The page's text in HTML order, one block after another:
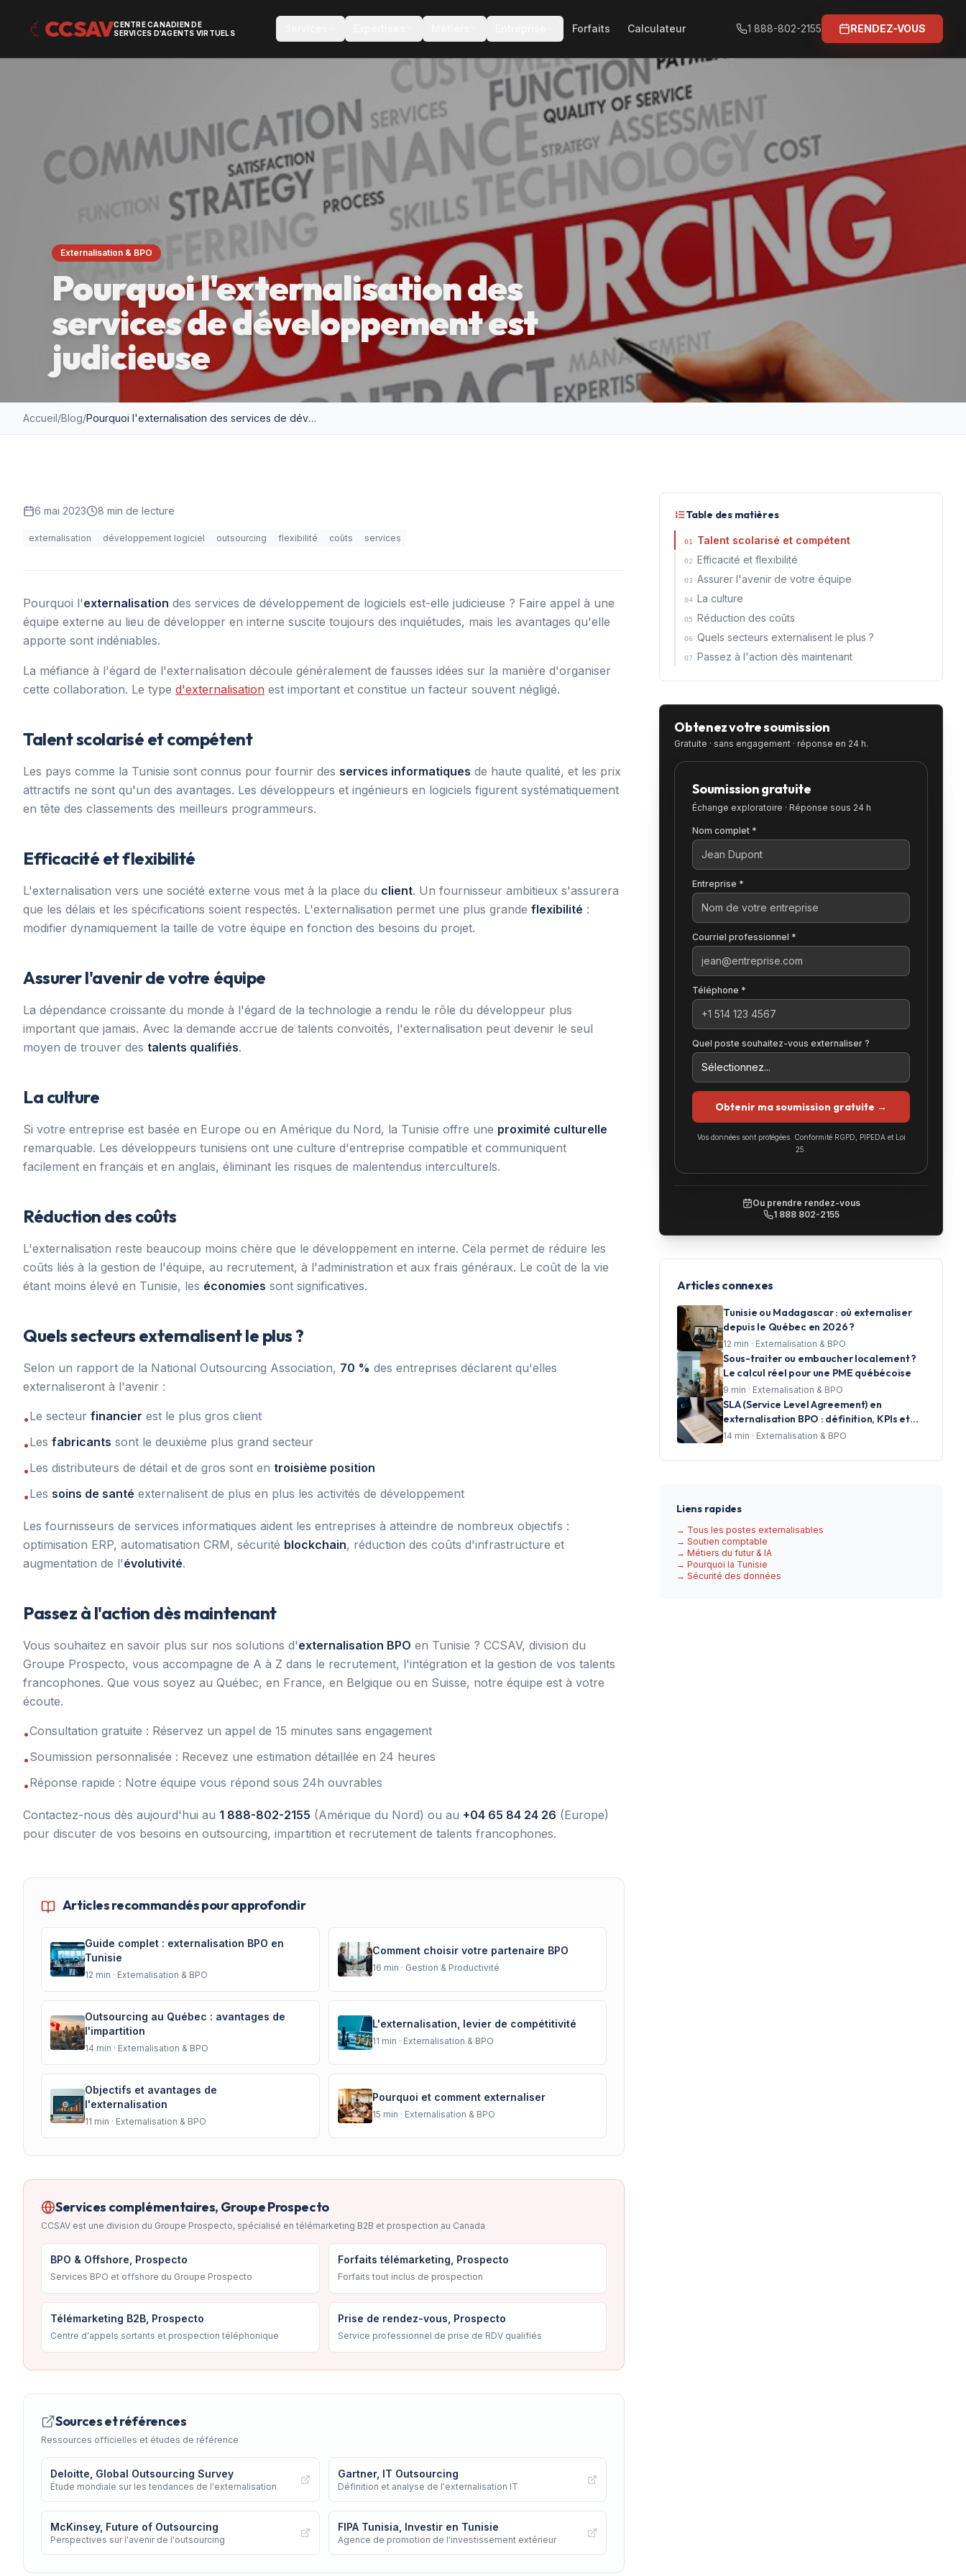
CCSAVCENTRE CANADIEN DE
SERVICES D'AGENTS VIRTUELS
Forfaits Calculateur 1 888-802-2155 RENDEZ-VOUS
Externalisation & BPO
Pourquoi l'externalisation des
services de développement est
judicieuse
Accueil/Blog/ Pourquoi l'externalisation des services de développement est judicieuse
6 mai 2023 8 min de lecture
externalisation développement logiciel outsourcing flexibilité coûts services
Pourquoi l'externalisation des services de développement de logiciels est-elle judicieuse ? Faire appel à une
équipe externe au lieu de développer en interne suscite toujours des inquiétudes, mais les avantages qu'elle
apporte sont indéniables.
La méfiance à l'égard de l'externalisation découle généralement de fausses idées sur la manière d'organiser
cette collaboration. Le type d'externalisation est important et constitue un facteur souvent négligé.
Talent scolarisé et compétent
Les pays comme la Tunisie sont connus pour fournir des services informatiques de haute qualité, et les prix
attractifs ne sont qu'un des avantages. Les développeurs et ingénieurs en logiciels figurent systématiquement
en tête des classements des meilleurs programmeurs.
Efficacité et flexibilité
L'externalisation vers une société externe vous met à la place du client. Un fournisseur ambitieux s'assurera
que les délais et les spécifications soient respectés. L'externalisation permet une plus grande flexibilité :
modifier dynamiquement la taille de votre équipe en fonction des besoins du projet.
Assurer l'avenir de votre équipe
La dépendance croissante du monde à l'égard de la technologie a rendu le rôle du développeur plus
important que jamais. Avec la demande accrue de talents convoités, l'externalisation peut devenir le seul
moyen de trouver des talents qualifiés.
La culture
Si votre entreprise est basée en Europe ou en Amérique du Nord, la Tunisie offre une proximité culturelle
remarquable. Les développeurs tunisiens ont une culture d'entreprise compatible et communiquent
facilement en français et en anglais, éliminant les risques de malentendus interculturels.
Réduction des coûts
L'externalisation reste beaucoup moins chère que le développement en interne. Cela permet de réduire les
coûts liés à la gestion de l'équipe, au recrutement, à l'administration et aux frais généraux. Le coût de la vie
étant moins élevé en Tunisie, les économies sont significatives.
Quels secteurs externalisent le plus ?
Selon un rapport de la National Outsourcing Association, 70 % des entreprises déclarent qu'elles
externaliseront à l'avenir :
•Le secteur financier est le plus gros client
•Les fabricants sont le deuxième plus grand secteur
•Les distributeurs de détail et de gros sont en troisième position
•Les soins de santé externalisent de plus en plus les activités de développement
Les fournisseurs de services informatiques aident les entreprises à atteindre de nombreux objectifs :
optimisation ERP, automatisation CRM, sécurité blockchain, réduction des coûts d'infrastructure et
augmentation de l'évolutivité.
Passez à l'action dès maintenant
Vous souhaitez en savoir plus sur nos solutions d'externalisation BPO en Tunisie ? CCSAV, division du
Groupe Prospecto, vous accompagne de A à Z dans le recrutement, l'intégration et la gestion de vos talents
francophones. Que vous soyez au Québec, en France, en Belgique ou en Suisse, notre équipe est à votre
écoute.
•Consultation gratuite : Réservez un appel de 15 minutes sans engagement
•Soumission personnalisée : Recevez une estimation détaillée en 24 heures
•Réponse rapide : Notre équipe vous répond sous 24h ouvrables
Contactez-nous dès aujourd'hui au 1 888-802-2155 (Amérique du Nord) ou au +04 65 84 24 26 (Europe)
pour discuter de vos besoins en outsourcing, impartition et recrutement de talents francophones.
Articles recommandés pour approfondir
Guide complet : externalisation BPO en
Tunisie
12 min · Externalisation & BPO
Comment choisir votre partenaire BPO
16 min · Gestion & Productivité
Outsourcing au Québec : avantages de
l'impartition
14 min · Externalisation & BPO
L'externalisation, levier de compétitivité
11 min · Externalisation & BPO
Objectifs et avantages de
l'externalisation
11 min · Externalisation & BPO
Pourquoi et comment externaliser
15 min · Externalisation & BPO
Services complémentaires, Groupe Prospecto
CCSAV est une division du Groupe Prospecto, spécialisé en télémarketing B2B et prospection au Canada
BPO & Offshore, Prospecto
Services BPO et offshore du Groupe Prospecto
Forfaits télémarketing, Prospecto
Forfaits tout inclus de prospection
Télémarketing B2B, Prospecto
Centre d'appels sortants et prospection téléphonique
Prise de rendez-vous, Prospecto
Service professionnel de prise de RDV qualifiés
Sources et références
Ressources officielles et études de référence
Deloitte, Global Outsourcing Survey
Étude mondiale sur les tendances de l'externalisation
Gartner, IT Outsourcing
Définition et analyse de l'externalisation IT
McKinsey, Future of Outsourcing
Perspectives sur l'avenir de l'outsourcing
FIPA Tunisia, Investir en Tunisie
Agence de promotion de l'investissement extérieur
Table des matières
01 Talent scolarisé et compétent
02 Efficacité et flexibilité
03 Assurer l'avenir de votre équipe
04 La culture
05 Réduction des coûts
06 Quels secteurs externalisent le plus ?
07 Passez à l'action dès maintenant
Obtenez votre soumission
Gratuite · sans engagement · réponse en 24 h.
Soumission gratuite
Échange exploratoire · Réponse sous 24 h
Nom complet *
Entreprise *
Courriel professionnel *
Téléphone *
Quel poste souhaitez-vous externaliser ?
Obtenir ma soumission gratuite →
Vos données sont protégées. Conformité RGPD, PIPEDA et Loi
25.
Ou prendre rendez-vous
1 888 802-2155
Articles connexes
Tunisie ou Madagascar : où externaliser
depuis le Québec en 2026 ?
12 min · Externalisation & BPO
Sous-traiter ou embaucher localement ?
Le calcul réel pour une PME québécoise
9 min · Externalisation & BPO
SLA (Service Level Agreement) en
externalisation BPO : définition, KPIs et
clauses essentielles pour les centres
14 min · Externalisation & BPO
Liens rapides
→ Tous les postes externalisables
→ Soutien comptable
→ Métiers du futur & IA
→ Pourquoi la Tunisie
→ Sécurité des données